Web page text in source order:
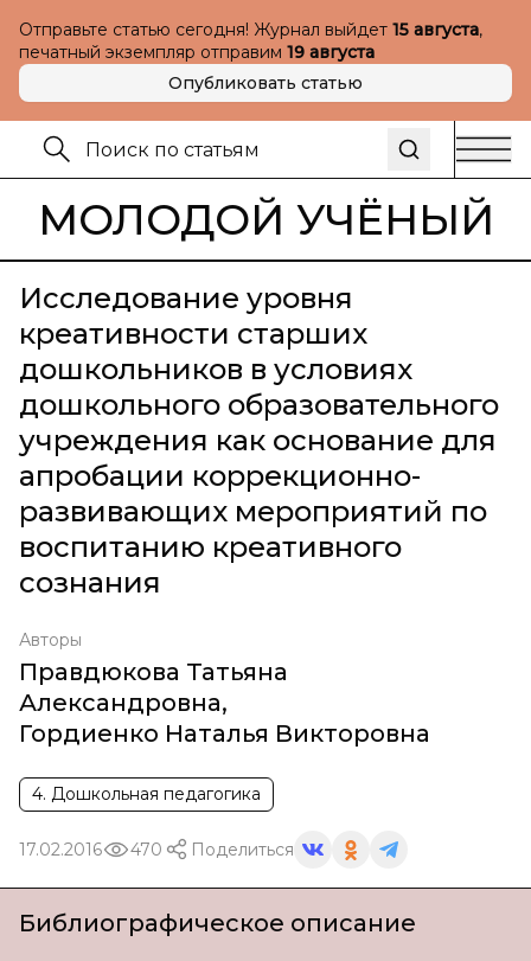
Отправьте статью сегодня! Журнал выйдет 15 августа,
печатный экземпляр отправим 19 августа
Опубликовать статью
МОЛОДОЙ УЧЁНЫЙ
Исследование уровня
креативности старших
дошкольников в условиях
дошкольного образовательного
учреждения как основание для
апробации коррекционно-
развивающих мероприятий по
воспитанию креативного
сознания
Авторы
Правдюкова Татьяна
Александровна,
Гордиенко Наталья Викторовна
4. Дошкольная педагогика
17.02.2016 470 Поделиться
Библиографическое описание